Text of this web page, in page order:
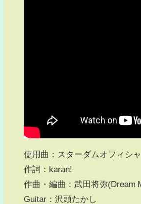
使用曲：スターダムオフィシ
作詞：karan!
作曲・編曲：武田将弥(Dream
Guitar：沢頭たかし